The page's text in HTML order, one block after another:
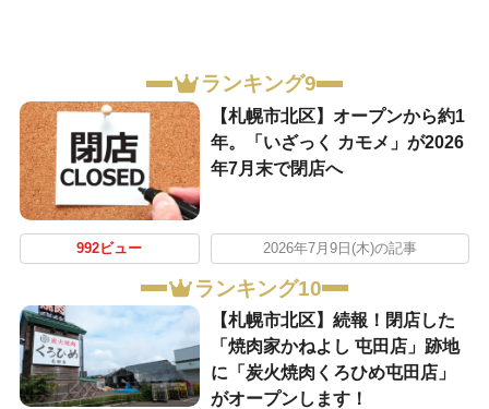
ランキング9
【札幌市北区】オープンから約1
年。「いざっく カモメ」が2026
年7月末で閉店へ
992ビュー 2026年7月9日(木)の記事
ランキング10
【札幌市北区】続報！閉店した
「焼肉家かねよし 屯田店」跡地
に「炭火焼肉くろひめ屯田店」
がオープンします！